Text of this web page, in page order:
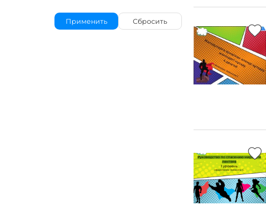
Применить Сбросить